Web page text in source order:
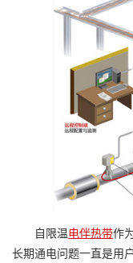
自限温电伴热带作
长期通电问题一直是用